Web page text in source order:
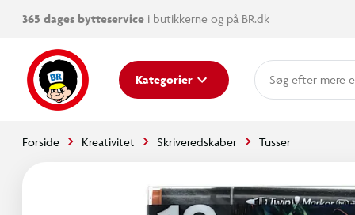
365 dages bytteservice i butikkerne og på BR.dk
Kategorier
mere
Forside Kreativitet Skriveredskaber Tusser